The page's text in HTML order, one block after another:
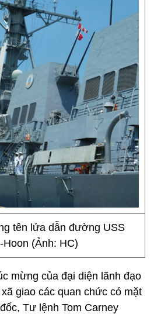
tên lửa dẫn đường USS
Hoon (Ảnh: HC)
mừng của đại diện lãnh đạo
giao các quan chức có mặt
Tư lệnh Tom Carney